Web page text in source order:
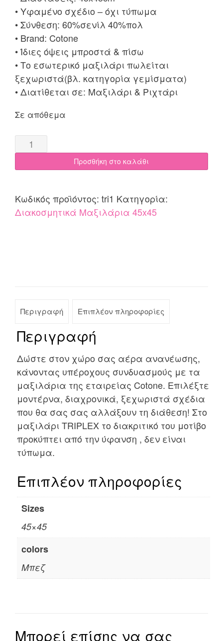
• Υφαμένο σχέδιο – όχι τύπωμα
• Σύνθεση: 60%σενίλ 40%πολ
• Brand: Cotone
• Ίδιες όψεις μπροστά & πίσω
• Το εσωτερικό μαξιλάρι πωλείται
ξεχωριστά(βλ. κατηγορία γεμίσματα)
• Διατίθεται σε: Μαξιλάρι & Ριχτάρι
Σε απόθεμα
Μαξιλαροθήκη
45x45
TRIPLEx
quantity
Προσθήκη στο καλάθι
Κωδικός προϊόντος: tri1 Κατηγορία:
Διακοσμητικά Μαξιλάρια 45x45
Περιγραφή Επιπλέον πληροφορίες
Περιγραφή
Δώστε στον χώρο σας αέρα ανανέωσης,
κάνοντας υπέροχους συνδυασμούς με τα
μαξιλάρια της εταιρείας Cotone. Επιλέξτε
μοντέρνα, διαχρονικά, ξεχωριστά σχέδια
που θα σας σας αλλάξουν τη διάθεση! Στο
μαξιλάρι TRIPLEX το διακριτικό του μοτίβο
προκύπτει από την ύφανση , δεν είναι
τύπωμα.
Επιπλέον πληροφορίες
Sizes
45×45
colors
Μπεζ
Μπορεί επίσης να σας